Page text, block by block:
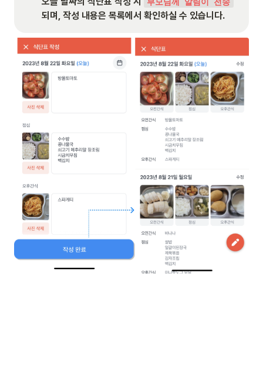
되며, 작성 내용은 목록에서 확인하실 수 있습니다.